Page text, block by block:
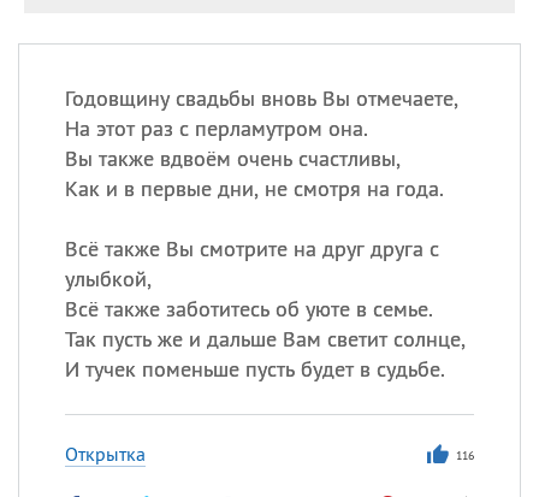
Годовщину свадьбы вновь Вы отмечаете,
На этот раз с перламутром она.
Вы также вдвоём очень счастливы,
Как и в первые дни, не смотря на года.
Всё также Вы смотрите на друг друга с
улыбкой,
Всё также заботитесь об уюте в семье.
Так пусть же и дальше Вам светит солнце,
И тучек поменьше пусть будет в судьбе.
Открытка 116
Романа и Давида
День ассирийских
мучеников
07.08
маяка
07.08
Годовщина битвы при
ИМЕНА
Сегодня празднуют именины